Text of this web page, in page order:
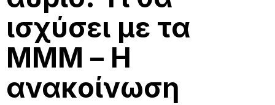
ισχύσει με τα
ΜΜΜ – Η
ανακοίνωση